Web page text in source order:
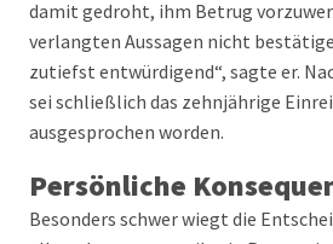
damit gedroht, ihm Betrug
verlangten Aussagen nicht
zutiefst entwürdigend“, sagte er.
sei schließlich das zehnjährige
ausgesprochen worden.
Persönliche
Besonders schwer wiegt die